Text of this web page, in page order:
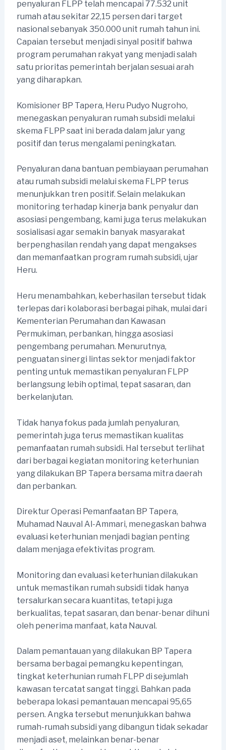
penyaluran FLPP telah mencapai 77.532 unit
rumah atau sekitar 22,15 persen dari target
nasional sebanyak 350.000 unit rumah tahun ini.
Capaian tersebut menjadi sinyal positif bahwa
program perumahan rakyat yang menjadi salah
satu prioritas pemerintah berjalan sesuai arah
yang diharapkan.
Komisioner BP Tapera, Heru Pudyo Nugroho,
menegaskan penyaluran rumah subsidi melalui
skema FLPP saat ini berada dalam jalur yang
positif dan terus mengalami peningkatan.
Penyaluran dana bantuan pembiayaan perumahan
atau rumah subsidi melalui skema FLPP terus
menunjukkan tren positif. Selain melakukan
monitoring terhadap kinerja bank penyalur dan
asosiasi pengembang, kami juga terus melakukan
sosialisasi agar semakin banyak masyarakat
berpenghasilan rendah yang dapat mengakses
dan memanfaatkan program rumah subsidi, ujar
Heru.
Heru menambahkan, keberhasilan tersebut tidak
terlepas dari kolaborasi berbagai pihak, mulai dari
Kementerian Perumahan dan Kawasan
Permukiman, perbankan, hingga asosiasi
pengembang perumahan. Menurutnya,
penguatan sinergi lintas sektor menjadi faktor
penting untuk memastikan penyaluran FLPP
berlangsung lebih optimal, tepat sasaran, dan
berkelanjutan.
Tidak hanya fokus pada jumlah penyaluran,
pemerintah juga terus memastikan kualitas
pemanfaatan rumah subsidi. Hal tersebut terlihat
dari berbagai kegiatan monitoring keterhunian
yang dilakukan BP Tapera bersama mitra daerah
dan perbankan.
Direktur Operasi Pemanfaatan BP Tapera,
Muhamad Nauval Al-Ammari, menegaskan bahwa
evaluasi keterhunian menjadi bagian penting
dalam menjaga efektivitas program.
Monitoring dan evaluasi keterhunian dilakukan
untuk memastikan rumah subsidi tidak hanya
tersalurkan secara kuantitas, tetapi juga
berkualitas, tepat sasaran, dan benar-benar dihuni
oleh penerima manfaat, kata Nauval.
Dalam pemantauan yang dilakukan BP Tapera
bersama berbagai pemangku kepentingan,
tingkat keterhunian rumah FLPP di sejumlah
kawasan tercatat sangat tinggi. Bahkan pada
beberapa lokasi pemantauan mencapai 95,65
persen. Angka tersebut menunjukkan bahwa
rumah-rumah subsidi yang dibangun tidak sekadar
menjadi aset, melainkan benar-benar